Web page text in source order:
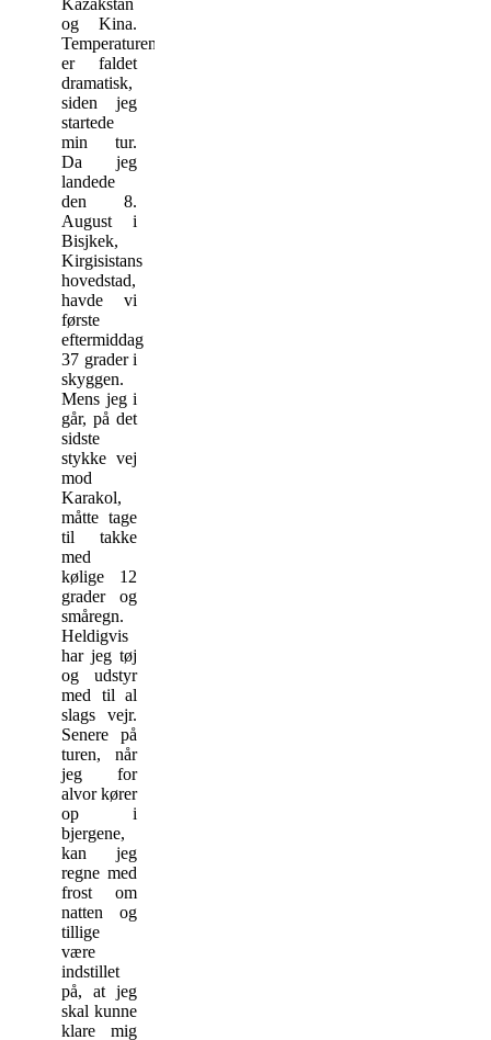
Kazakstan
og Kina.
Temperaturen
er faldet
dramatisk,
siden jeg
startede
min tur.
Da jeg
landede
den 8.
August i
Bisjkek,
Kirgisistans
hovedstad,
havde vi
første
eftermiddag
37 grader i
skyggen.
Mens jeg i
går, på det
sidste
stykke vej
mod
Karakol,
måtte tage
til takke
med
kølige 12
grader og
småregn.
Heldigvis
har jeg tøj
og udstyr
med til al
slags vejr.
Senere på
turen, når
jeg for
alvor kører
op i
bjergene,
kan jeg
regne med
frost om
natten og
tillige
være
indstillet
på, at jeg
skal kunne
klare mig